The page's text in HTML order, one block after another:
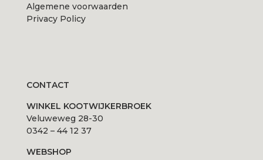
Algemene voorwaarden
Privacy Policy
CONTACT
WINKEL KOOTWIJKERBROEK
Veluweweg 28-30
0342 – 44 12 37
WEBSHOP